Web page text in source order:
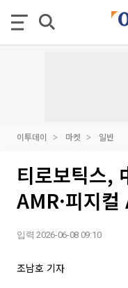
이투데이 마켓 일반
티로보틱스,
AMR·피지
입력 2026-06-08 09:10
조남호 기자